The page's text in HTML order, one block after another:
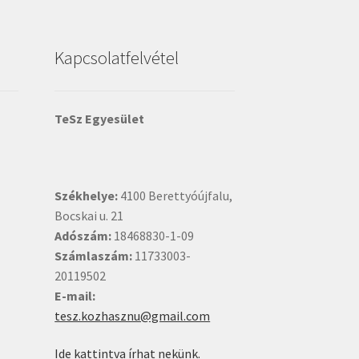
Kapcsolatfelvétel
TeSz Egyesület
Székhelye: 4100 Berettyóújfalu,
Bocskai u. 21
Adószám: 18468830-1-09
Számlaszám: 11733003-
20119502
E-mail:
tesz.kozhasznu@gmail.com
Ide kattintva írhat nekünk.